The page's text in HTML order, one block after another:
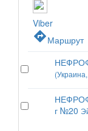
Viber
directionsМаршрут
г №20